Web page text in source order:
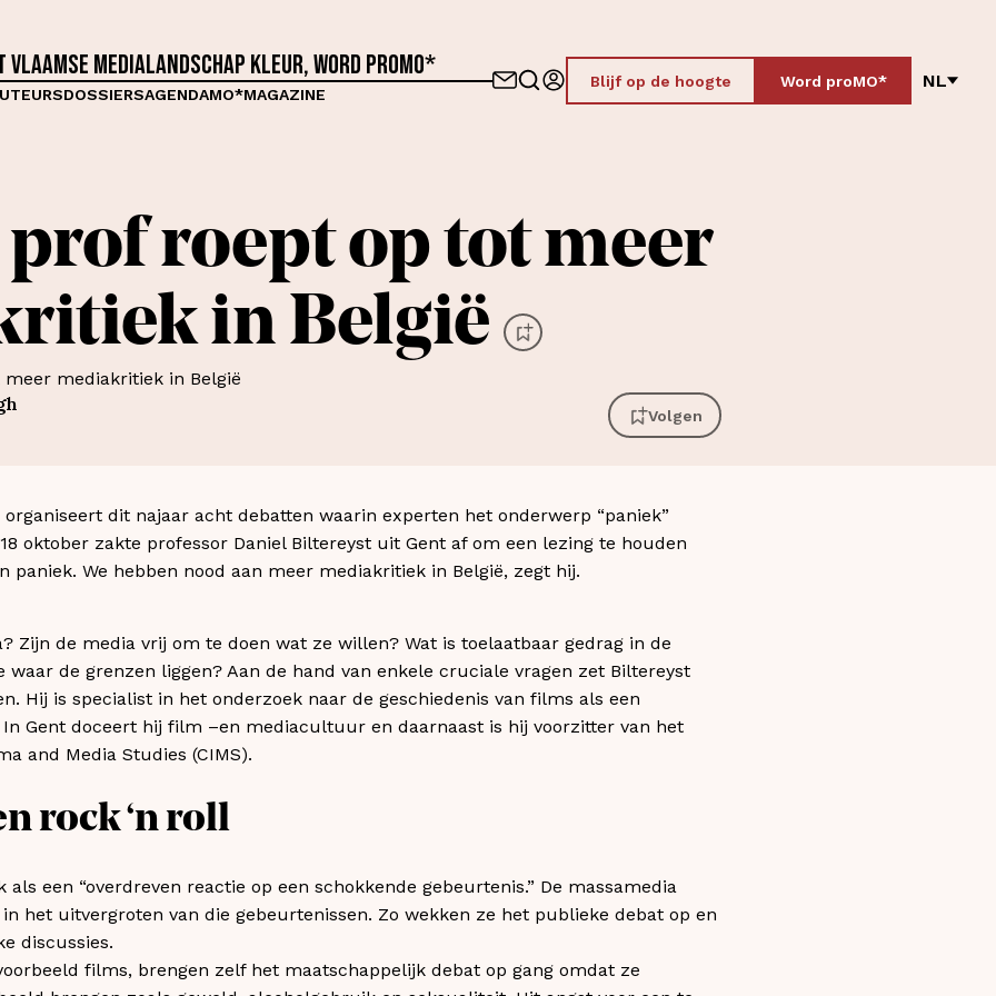
medialandschap kleur, word proMO*
DOSSIERSAGENDAMO*MAGAZINE
Blijf op de hoogte Word proMO* NL
prof roept op tot meer
in België
Volgen
dit najaar acht debatten waarin experten het onderwerp “paniek”
oktober zakte professor Daniel Biltereyst uit Gent af om een lezing te houden
paniek. We hebben nood aan meer mediakritiek in België, zegt hij.
Zijn de media vrij om te doen wat ze willen? Wat is toelaatbaar gedrag in de
waar de grenzen liggen? Aan de hand van enkele cruciale vragen zet Biltereyst
Hij is specialist in het onderzoek naar de geschiedenis van films als een
In Gent doceert hij film –en mediacultuur en daarnaast is hij voorzitter van het
and Media Studies (CIMS).
rock ‘n roll
een “overdreven reactie op een schokkende gebeurtenis.” De massamedia
het uitvergroten van die gebeurtenissen. Zo wekken ze het publieke debat op en
discussies.
films, brengen zelf het maatschappelijk debat op gang omdat ze